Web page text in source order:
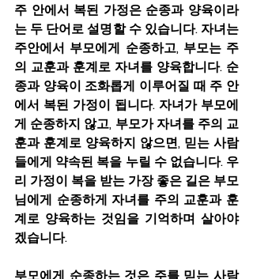
주 안에서 복된 가정은 순종과 양육이라
는 두 단어로 설명할 수 있습니다. 자녀는
주안에서 부모에게 순종하고, 부모는 주
의 교훈과 훈계로 자녀를 양육합니다. 순
종과 양육이 조화롭게 이루어질 때 주 안
에서 복된 가정이 됩니다. 자녀가 부모에
게 순종하지 않고, 부모가 자녀를 주의 교
훈과 훈계로 양육하지 않으면, 믿는 사람
들에게 약속된 복을 누릴 수 없습니다. 우
리 가정이 복을 받는 가장 좋은 길은 부모
님에게 순종하게 자녀를 주의 교훈과 훈
계로 양육하는 것임을 기억하며 살아야
겠습니다.